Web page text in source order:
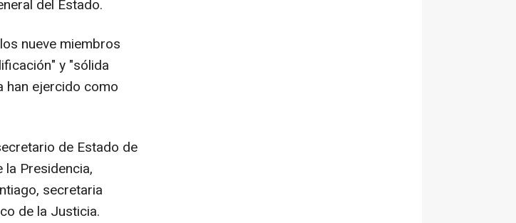
del Estado.
nueve miembros
y "sólida
han ejercido como
de Estado de
Presidencia,
secretaria
de la Justicia.